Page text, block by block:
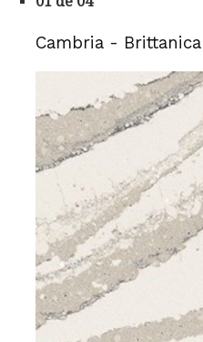
Cambria - Brittanica